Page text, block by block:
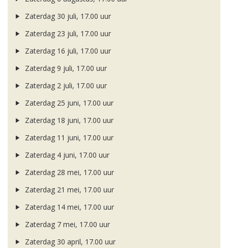
Zaterdag 30 juli, 17.00 uur
Zaterdag 23 juli, 17.00 uur
Zaterdag 16 juli, 17.00 uur
Zaterdag 9 juli, 17.00 uur
Zaterdag 2 juli, 17.00 uur
Zaterdag 25 juni, 17.00 uur
Zaterdag 18 juni, 17.00 uur
Zaterdag 11 juni, 17.00 uur
Zaterdag 4 juni, 17.00 uur
Zaterdag 28 mei, 17.00 uur
Zaterdag 21 mei, 17.00 uur
Zaterdag 14 mei, 17.00 uur
Zaterdag 7 mei, 17.00 uur
Zaterdag 30 april, 17.00 uur